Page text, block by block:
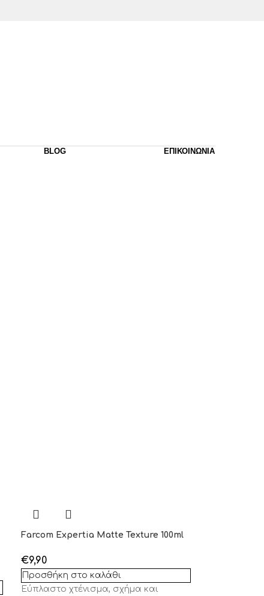
BLOG
ΕΠΙΚΟΙΝΩΝΙΑ
Farcom Expertia Matte Texture 100ml
€9,90
Προσθήκη στο καλάθι
Εύπλαστο χτένισμα, σχήμα και